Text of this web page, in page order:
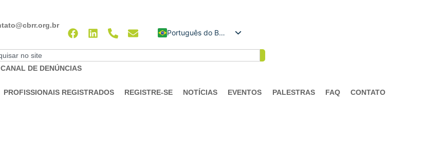
Português do Brasil
English
CANAL DE DENÚNCIAS
PROFISSIONAIS REGISTRADOS REGISTRE-SE NOTÍCIAS EVENTOS PALESTRAS FAQ CONTATO